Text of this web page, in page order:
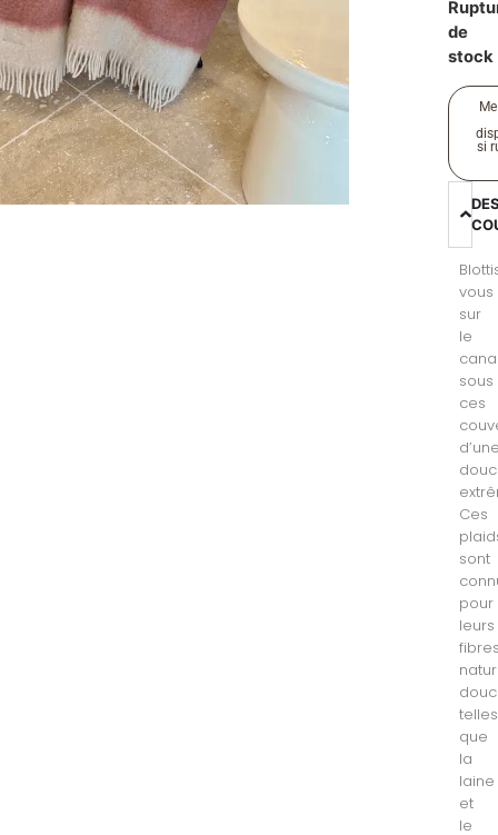
de
stock
si
vous
sur
le
sous
ces
Ces
sont
pour
leurs
telles
que
la
laine
et
le